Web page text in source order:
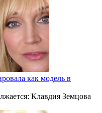
как модель в
Клавдия Земцова